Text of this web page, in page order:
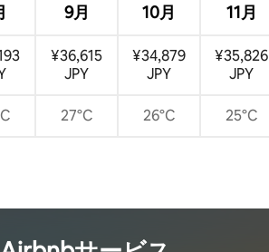
9月 10月 11月
¥36,615
JPY
¥34,879
JPY
¥35,826
JPY
27°C 26°C 25°C